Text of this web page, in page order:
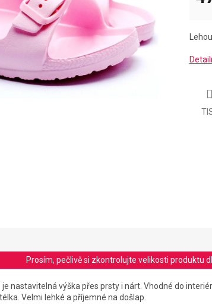
Prosím, pečlivě si zkontrolujte velikosti produktu
nastavitelná výška přes prsty i nárt. Vhodné do
Velmi lehké a příjemné na došlap.